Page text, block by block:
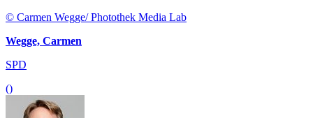
© Carmen Wegge/ Photothek Media Lab
Wegge, Carmen
SPD
()